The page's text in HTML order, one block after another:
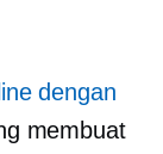
dengan
membuat